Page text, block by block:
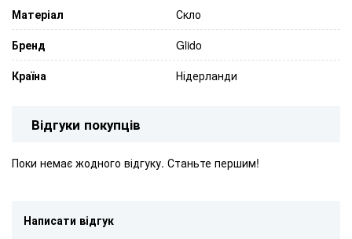
Матеріал
Скло
Бренд
Glido
Країна
Нідерланди
Відгуки покупців
Поки немає жодного відгуку. Станьте першим!
Написати відгук